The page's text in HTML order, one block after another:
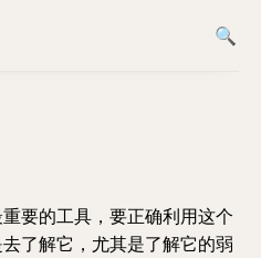
要的工具，要正确利用这个
了解它，尤其是了解它的弱